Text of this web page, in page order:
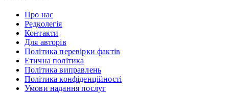
Про нас
Редколегія
Контакти
Для авторів
Політика перевірки фактів
Етична політика
Політика виправлень
Політика конфіденційності
Умови надання послуг